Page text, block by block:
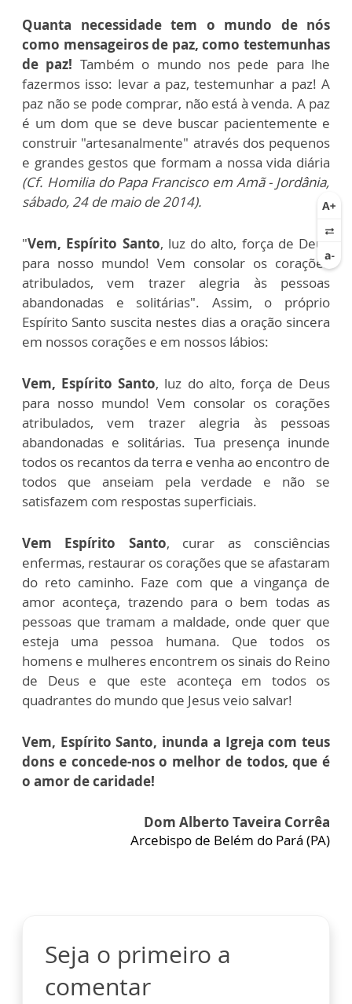
Quanta necessidade tem o mundo de nós
como mensageiros de paz, como testemunhas
de paz! Também o mundo nos pede para lhe
fazermos isso: levar a paz, testemunhar a paz! A
paz não se pode comprar, não está à venda. A paz
é um dom que se deve buscar pacientemente e
construir "artesanalmente" através dos pequenos
e grandes gestos que formam a nossa vida diária
(Cf. Homilia do Papa Francisco em Amã - Jordânia,
sábado, 24 de maio de 2014).
"Vem, Espírito Santo, luz do alto, força de Deus
para nosso mundo! Vem consolar os corações
atribulados, vem trazer alegria às pessoas
abandonadas e solitárias". Assim, o próprio
Espírito Santo suscita nestes dias a oração sincera
em nossos corações e em nossos lábios:
Vem, Espírito Santo, luz do alto, força de Deus
para nosso mundo! Vem consolar os corações
atribulados, vem trazer alegria às pessoas
abandonadas e solitárias. Tua presença inunde
todos os recantos da terra e venha ao encontro de
todos que anseiam pela verdade e não se
satisfazem com respostas superficiais.
Vem Espírito Santo, curar as consciências
enfermas, restaurar os corações que se afastaram
do reto caminho. Faze com que a vingança de
amor aconteça, trazendo para o bem todas as
pessoas que tramam a maldade, onde quer que
esteja uma pessoa humana. Que todos os
homens e mulheres encontrem os sinais do Reino
de Deus e que este aconteça em todos os
quadrantes do mundo que Jesus veio salvar!
Vem, Espírito Santo, inunda a Igreja com teus
dons e concede-nos o melhor de todos, que é
o amor de caridade!
Dom Alberto Taveira Corrêa
Arcebispo de Belém do Pará (PA)
Seja o primeiro a
comentar